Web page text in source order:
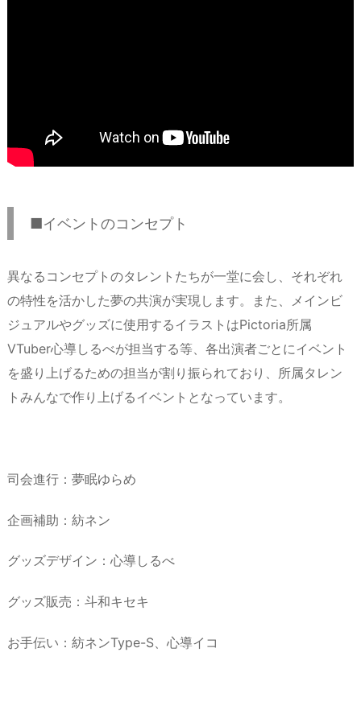
■イベントのコンセプト
異なるコンセプトのタレントたちが一堂に会し、それぞれ
の特性を活かした夢の共演が実現します。また、メインビ
ジュアルやグッズに使用するイラストはPictoria所属
VTuber心導しるべが担当する等、各出演者ごとにイベント
を盛り上げるための担当が割り振られており、所属タレン
トみんなで作り上げるイベントとなっています。
司会進行：夢眠ゆらめ
企画補助：紡ネン
グッズデザイン：心導しるべ
グッズ販売：斗和キセキ
お手伝い：紡ネンType-S、心導イコ